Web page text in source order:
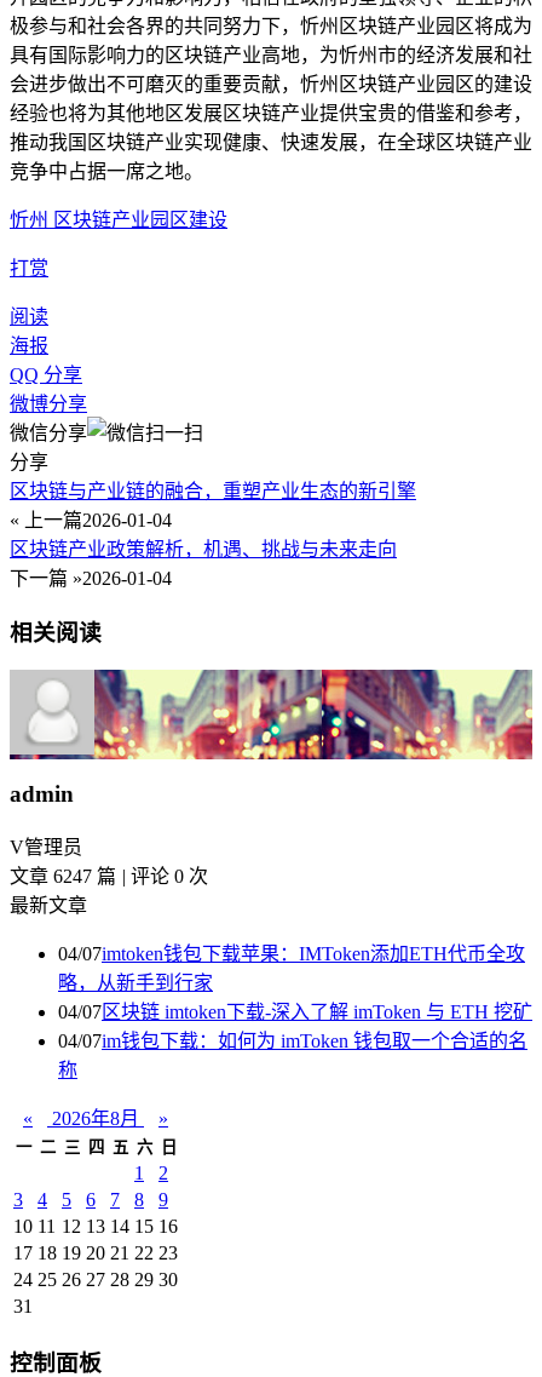
极参与和社会各界的共同努力下，忻州区块链产业园区将成为
具有国际影响力的区块链产业高地，为忻州市的经济发展和社
会进步做出不可磨灭的重要贡献，忻州区块链产业园区的建设
经验也将为其他地区发展区块链产业提供宝贵的借鉴和参考，
推动我国区块链产业实现健康、快速发展，在全球区块链产业
竞争中占据一席之地。
忻州 区块链产业园区建设
打赏
阅读
海报
QQ 分享
微博分享
微信分享
分享
区块链与产业链的融合，重塑产业生态的新引擎
« 上一篇2026-01-04
区块链产业政策解析，机遇、挑战与未来走向
下一篇 »2026-01-04
相关阅读
admin
V管理员
文章 6247 篇 | 评论 0 次
最新文章
04/07imtoken钱包下载苹果：IMToken添加ETH代币全攻
略，从新手到行家
04/07区块链 imtoken下载-深入了解 imToken 与 ETH 挖矿
04/07im钱包下载：如何为 imToken 钱包取一个合适的名
称
« 2026年8月 »
一 二 三 四 五 六 日
1
2
3
4 5 6 7 8
9
10 11 12 13 14 15 16
17 18 19 20 21 22 23
24 25 26 27 28 29 30
31
控制面板